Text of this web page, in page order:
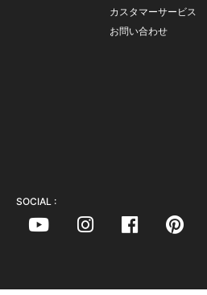
カスタマーサービス
お問い合わせ
SOCIAL :